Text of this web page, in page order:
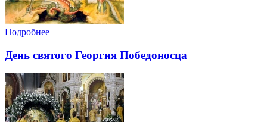
Подробнее
День святого Георгия Победоносца